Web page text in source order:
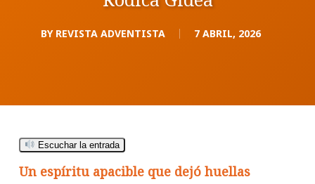
BY REVISTA ADVENTISTA 7 ABRIL, 2026
Escuchar la entrada
Un espíritu apacible que dejó huellas